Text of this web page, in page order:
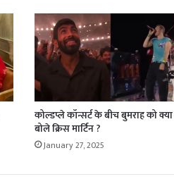
कोल्डप्ले कॉन्सर्ट के बीच बुमराह को क्या
बोले क्रिस मार्टिन ?
January 27, 2025